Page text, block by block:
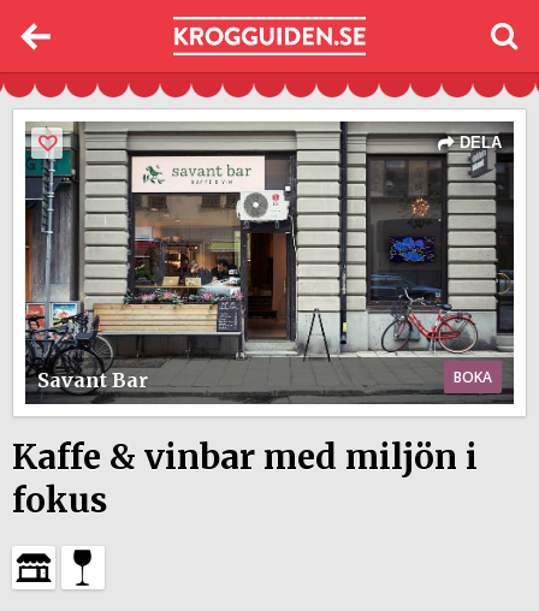
Savant Bar BOKA
DELA
Kaffe & vinbar med miljön i
fokus